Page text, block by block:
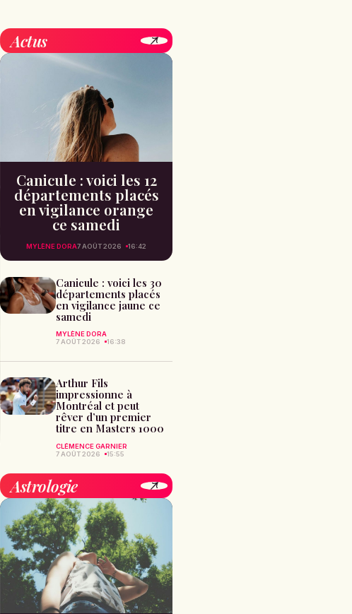
Actus
Canicule : voici les 12
départements placés
en vigilance orange
ce samedi
MYLÈNE DORA7 AOÛT 2026 16:42
Canicule : voici les 30
départements placés
en vigilance jaune ce
samedi
MYLÈNE DORA
7 AOÛT 2026
16:38
Arthur Fils
impressionne à
Montréal et peut
rêver d’un premier
titre en Masters 1000
CLÉMENCE GARNIER
7 AOÛT 2026
15:55
Astrologie